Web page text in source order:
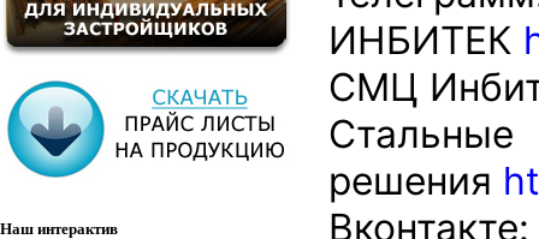
Наш интерактив
ИНБИТЕК
СМЦ
Стальные
решения
Вконтакте: